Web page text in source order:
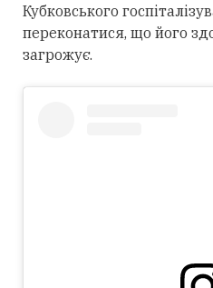
Кубковського
переконатися, що його
загрожує.